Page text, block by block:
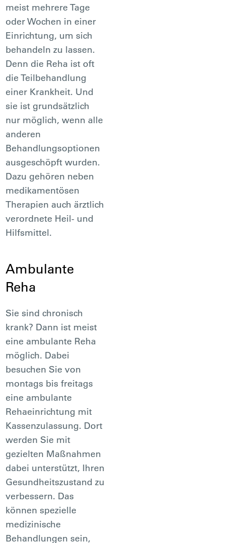
meist mehrere Tage
oder Wochen in einer
Einrichtung, um sich
behandeln zu lassen.
Denn die Reha ist oft
die Teilbehandlung
einer Krankheit. Und
sie ist grundsätzlich
nur möglich, wenn alle
anderen
Behandlungsoptionen
ausgeschöpft wurden.
Dazu gehören neben
medikamentösen
Therapien auch ärztlich
verordnete Heil- und
Hilfsmittel.
Ambulante
Reha
Sie sind chronisch
krank? Dann ist meist
eine ambulante Reha
möglich. Dabei
besuchen Sie von
montags bis freitags
eine ambulante
Rehaeinrichtung mit
Kassenzulassung. Dort
werden Sie mit
gezielten Maßnahmen
dabei unterstützt, Ihren
Gesundheitszustand zu
verbessern. Das
können spezielle
medizinische
Behandlungen sein,